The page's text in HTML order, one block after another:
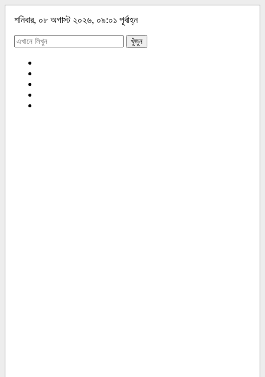
শনিবার, ০৮ অগাস্ট ২০২৬, ০৯:০১ পূর্বাহ্ন
খুঁজুন